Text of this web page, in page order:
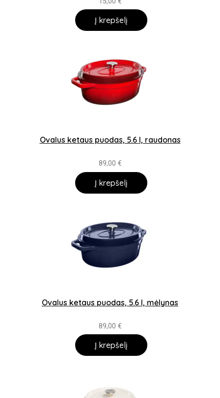
Į krepšelį
Ovalus ketaus puodas, 5.6 l, raudonas
89,00 €
Į krepšelį
Ovalus ketaus puodas, 5.6 l, mėlynas
89,00 €
Į krepšelį